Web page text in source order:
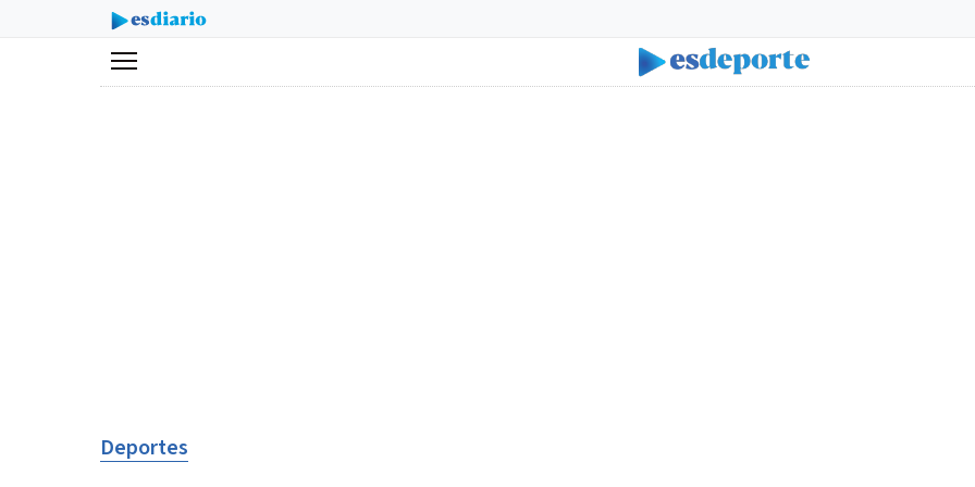
Menú
Deportes